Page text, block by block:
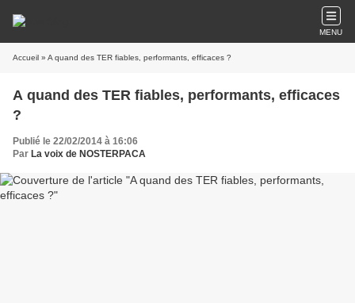
MENU
Accueil » A quand des TER fiables, performants, efficaces ?
A quand des TER fiables, performants, efficaces
?
Publié le 22/02/2014 à 16:06
Par La voix de NOSTERPACA